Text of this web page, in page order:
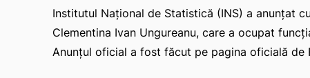
Institutul Național de Statistică (INS) a anunțat
Clementina Ivan Ungureanu, care a ocupat
Anunțul oficial a fost făcut pe pagina oficială de